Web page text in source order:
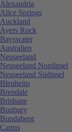
Alexandria
Alice Springs
Auckland
Ayers Rock
Bayswater
Australien
Neuseeland
Neuseeland Nordinsel
Neuseeland Südinsel
Blenheim
Brendale
Brisbane
Bunbury
Bundaberg
Cairns